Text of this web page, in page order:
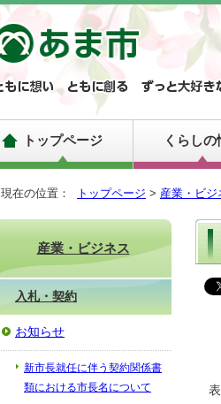
トップページ くらしの
現在の位置： トップページ > 産業・ビジ
産業・ビジネス
入札・契約
お知らせ
新市長就任に伴う契約関係書
類における市長名について